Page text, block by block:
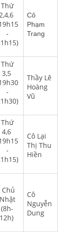
Thứ
2,4,6
-
Cô
Phạm
Trang
Thứ
3,5
-
Thầy Lê
Hoàng
Vũ
Thứ
4,6
-
Cô Lại
Thị Thu
Hiền
Chủ
Nhật
(8h-
12h)
Cô
Nguyễn
Dung